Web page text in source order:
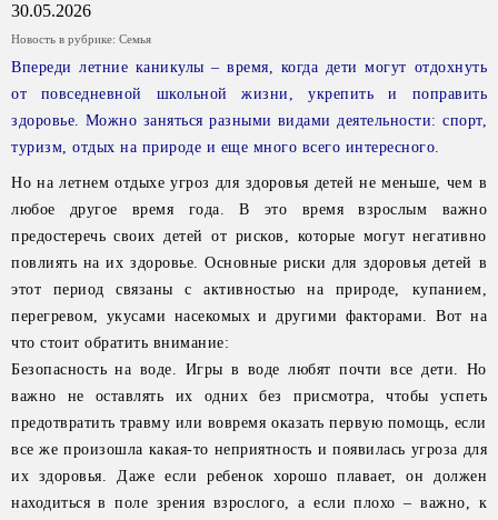
30.05.2026
Новость в рубрике: Семья
Впереди летние каникулы – время, когда дети могут отдохнуть
от повседневной школьной жизни, укрепить и поправить
здоровье. Можно заняться разными видами деятельности: спорт,
туризм, отдых на природе и еще много всего интересного.
Но на летнем отдыхе угроз для здоровья детей не меньше, чем в
любое другое время года. В это время взрослым важно
предостеречь своих детей от рисков, которые могут негативно
повлиять на их здоровье. Основные риски для здоровья детей в
этот период связаны с активностью на природе, купанием,
перегревом, укусами насекомых и другими факторами. Вот на
что стоит обратить внимание:
Безопасность на воде. Игры в воде любят почти все дети. Но
важно не оставлять их одних без присмотра, чтобы успеть
предотвратить травму или вовремя оказать первую помощь, если
все же произошла какая-то неприятность и появилась угроза для
их здоровья. Даже если ребенок хорошо плавает, он должен
находиться в поле зрения взрослого, а если плохо – важно, к